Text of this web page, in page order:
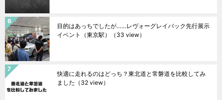
目的はあっちでしたが……レヴォーグレイバック先行展示
イベント（東京駅）
（33 view）
快適に走れるのはどっち？東北道と常磐道を比較してみ
ました （32 view）